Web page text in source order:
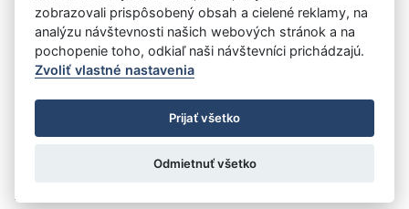
Vystavil:Elektronický kontraktačný systém
Úrad vlády SR
- Všetky práva vyhradené
Prehlásenie o prístupnosti
Zmluvy do 31.12.2010
Nastavenia cookies
: Aglo Solutions
zobrazovali prispôsobený obsah a cielené reklamy, na
analýzu návštevnosti našich webových stránok a na
pochopenie toho, odkiaľ naši návštevníci prichádzajú.
Zvoliť vlastné nastavenia
Prijať všetko
Odmietnuť všetko